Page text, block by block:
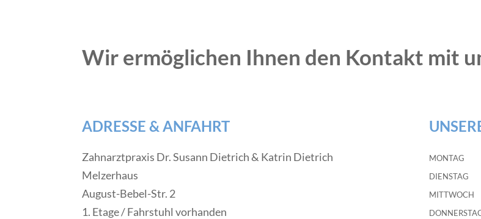
Wir ermöglichen Ihnen den Kontakt mit
ADRESSE & ANFAHRT
Zahnarztpraxis Dr. Susann Dietrich & Katrin Dietrich
Melzerhaus
August-Bebel-Str. 2
1. Etage / Fahrstuhl vorhanden
montag
dienstag
mittwoch